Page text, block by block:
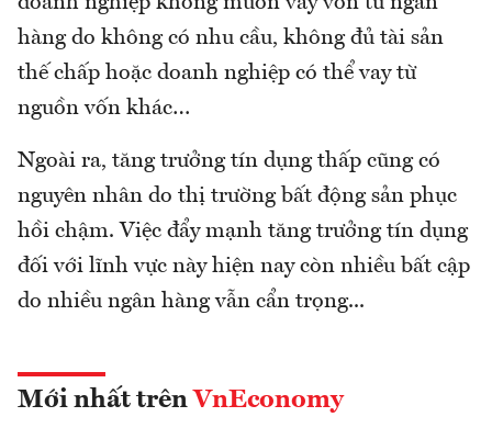
hàng do không có nhu cầu, không đủ tài sản
thế chấp hoặc doanh nghiệp có thể vay từ
nguồn vốn khác…
Ngoài ra, tăng trưởng tín dụng thấp cũng có
nguyên nhân do thị trường bất động sản phục
hồi chậm. Việc đẩy mạnh tăng trưởng tín dụng
đối với lĩnh vực này hiện nay còn nhiều bất cập
do nhiều ngân hàng vẫn cẩn trọng...
Mới nhất trên VnEconomy